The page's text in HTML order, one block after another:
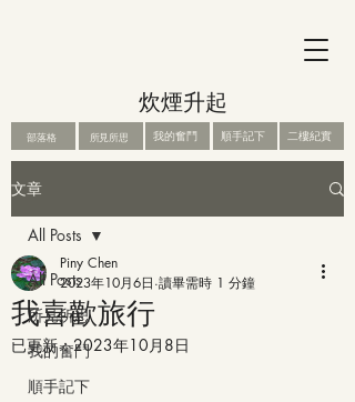
炊煙升起
所見所思 我的奮鬥 順手記下
部落格 二樓紀實
文章
All Posts
所見所思
我的奮鬥
順手記下
All Posts
我喜歡旅行
Piny Chen
2023年10月6日 讀畢需時 1 分鐘
已更新：2023年10月8日